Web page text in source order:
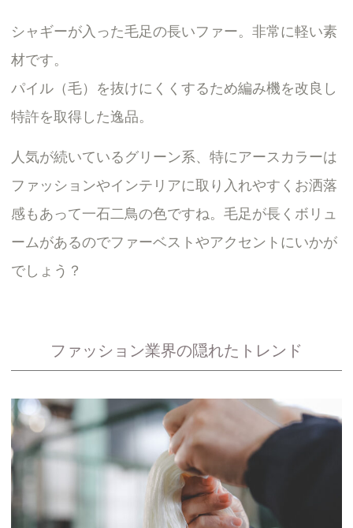
シャギーが入った毛足の長いファー。非常に軽い素
材です。
パイル（毛）を抜けにくくするため編み機を改良し
特許を取得した逸品。
人気が続いているグリーン系、特にアースカラーは
ファッションやインテリアに取り入れやすくお洒落
感もあって一石二鳥の色ですね。毛足が長くボリュ
ームがあるのでファーベストやアクセントにいかが
でしょう？
ファッション業界の隠れたトレンド